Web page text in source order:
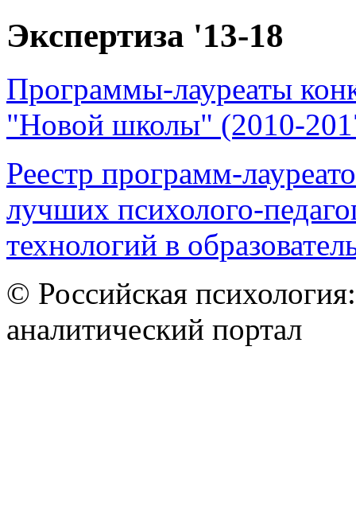
Экспертиза '13-18
Программы-лауреаты
"Новой школы" (2010-
Реестр программ-
лучших психолого-
технологий в
© Российская
аналитический портал